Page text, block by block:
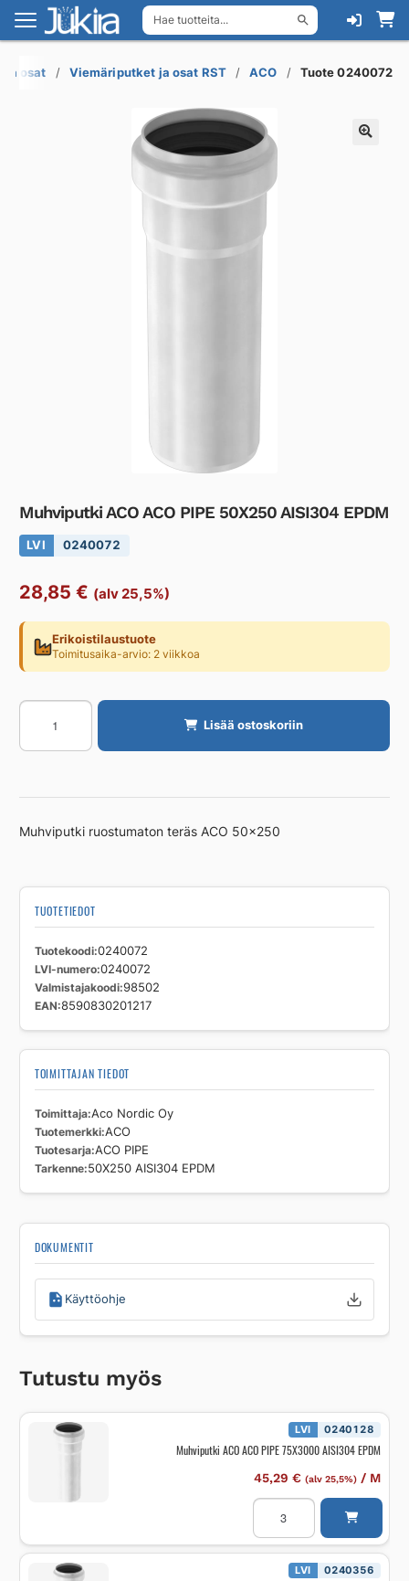
Hae tuotteita...
Siirry
navigointiin
Siirry
sisältöön
ja osat Viemäriputket ja osat RST ACO Tuote 0240072
Muhviputki ACO ACO PIPE 50X250 AISI304 EPDM
LVI 0240072
28,85 € (alv 25,5%)
Erikoistilaustuote
Toimitusaika-arvio: 2 viikkoa
Muhviputki
ACO
50X250
EPDM
Lisää ostoskoriin
Muhviputki ruostumaton teräs ACO 50×250
TUOTETIEDOT
Tuotekoodi 0240072
LVI-numero 0240072
Valmistajakoodi 98502
EAN 8590830201217
TOIMITTAJAN TIEDOT
Toimittaja Aco Nordic Oy
Tuotemerkki ACO
Tuotesarja ACO PIPE
Tarkenne 50X250 AISI304 EPDM
DOKUMENTIT
Käyttöohje
Tutustu myös
LVI 0240128
Muhviputki ACO ACO PIPE 75X3000 AISI304 EPDM
45,29 € (alv 25,5%)/ M
Muhviputki
PIPE
75X3000
AISI304LVI 0240356